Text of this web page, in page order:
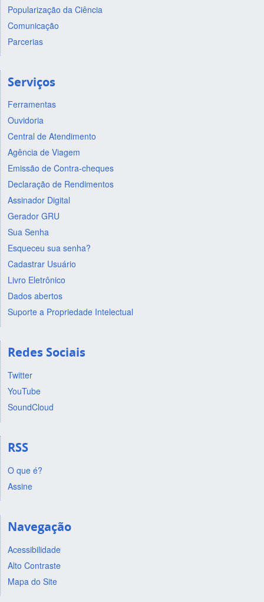
Popularização da Ciência
Comunicação
Parcerias
Serviços
Ferramentas
Ouvidoria
Central de Atendimento
Agência de Viagem
Emissão de Contra-cheques
Declaração de Rendimentos
Assinador Digital
Gerador GRU
Sua Senha
Esqueceu sua senha?
Cadastrar Usuário
Livro Eletrônico
Dados abertos
Suporte a Propriedade Intelectual
Redes Sociais
Twitter
YouTube
SoundCloud
RSS
O que é?
Assine
Navegação
Acessibilidade
Alto Contraste
Mapa do Site